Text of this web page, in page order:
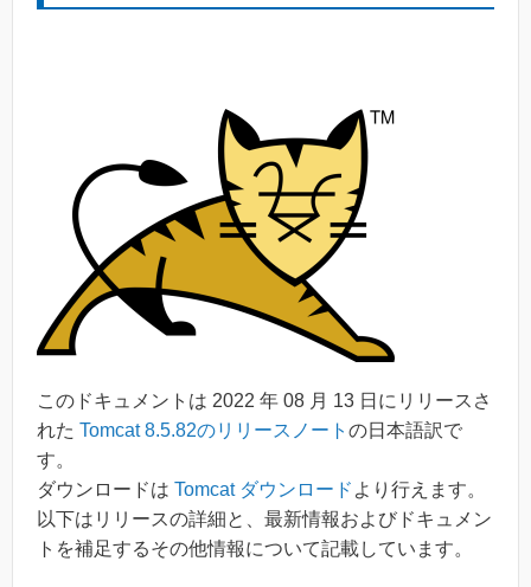
このドキュメントは 2022 年 08 月 13 日にリリースさ
れた Tomcat 8.5.82のリリースノート の日本語訳で
す。
ダウンロードは Tomcat ダウンロード より行えます。
以下はリリースの詳細と、最新情報およびドキュメン
トを補足するその他情報について記載しています。